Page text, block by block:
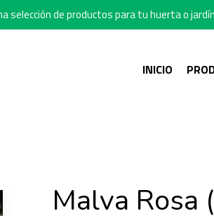
selección de productos para tu huerta o
INICIO
Malva Rosa